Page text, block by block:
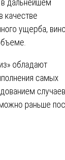
дальнейшем
качестве
ущерба,
обладают
самых
раньше